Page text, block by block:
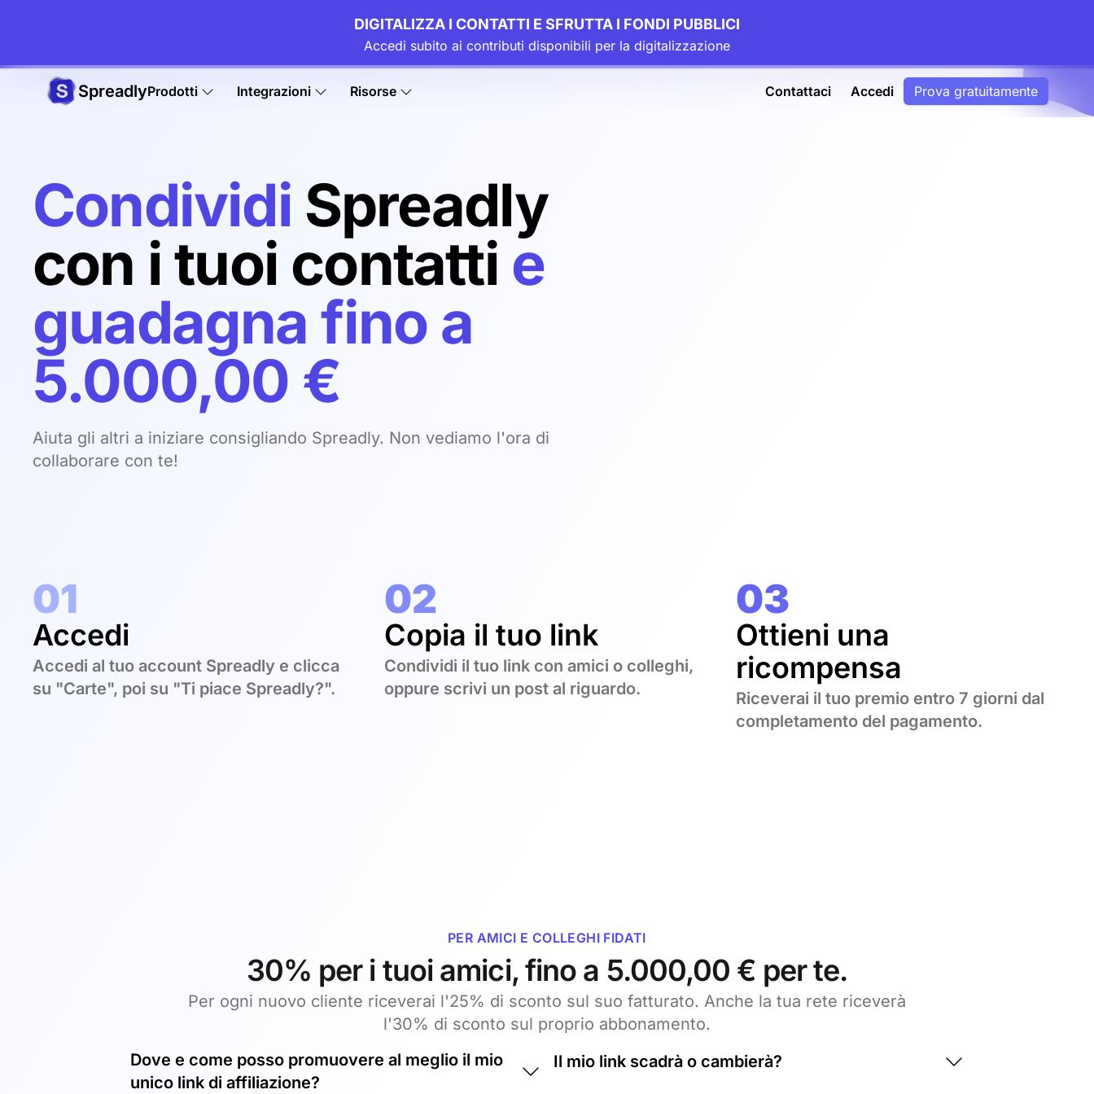
DIGITALIZZA I CONTATTI E SFRUTTA I FONDI PUBBLICI
Accedi subito ai contributi disponibili per la digitalizzazione
SpreadlyProdotti Integrazioni Risorse Contattaci Accedi Prova gratuitamente
Condividi Spreadly
con i tuoi contatti e
guadagna fino a
5.000,00 €
Aiuta gli altri a iniziare consigliando Spreadly. Non vediamo l'ora di
collaborare con te!
01
Accedi
Accedi al tuo account Spreadly e clicca
su "Carte", poi su "Ti piace Spreadly?".
02
Copia il tuo link
Condividi il tuo link con amici o colleghi,
oppure scrivi un post al riguardo.
03
Ottieni una
ricompensa
Riceverai il tuo premio entro 7 giorni dal
completamento del pagamento.
PER AMICI E COLLEGHI FIDATI
30% per i tuoi amici, fino a 5.000,00 € per te.
Per ogni nuovo cliente riceverai l'25% di sconto sul suo fatturato. Anche la tua rete riceverà
l'30% di sconto sul proprio abbonamento.
Dove e come posso promuovere al meglio il mio
unico link di affiliazione?
Il mio link scadrà o cambierà?